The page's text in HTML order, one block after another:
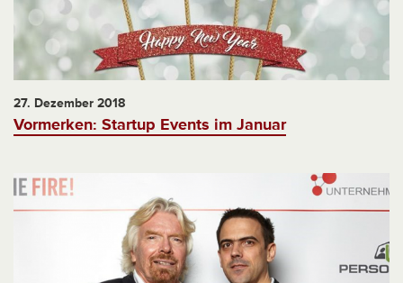
27. Dezember 2018
Vormerken: Startup Events im Januar